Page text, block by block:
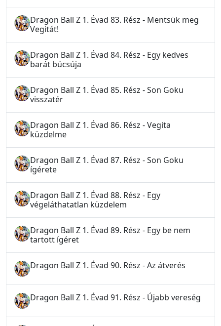
Dragon Ball Z 1. Évad 83. Rész - Mentsük meg
Vegitát!
Dragon Ball Z 1. Évad 84. Rész - Egy kedves
barát búcsúja
Dragon Ball Z 1. Évad 85. Rész - Son Goku
visszatér
Dragon Ball Z 1. Évad 86. Rész - Vegita
küzdelme
Dragon Ball Z 1. Évad 87. Rész - Son Goku
ígérete
Dragon Ball Z 1. Évad 88. Rész - Egy
végeláthatatlan küzdelem
Dragon Ball Z 1. Évad 89. Rész - Egy be nem
tartott ígéret
Dragon Ball Z 1. Évad 90. Rész - Az átverés
Dragon Ball Z 1. Évad 91. Rész - Újabb vereség